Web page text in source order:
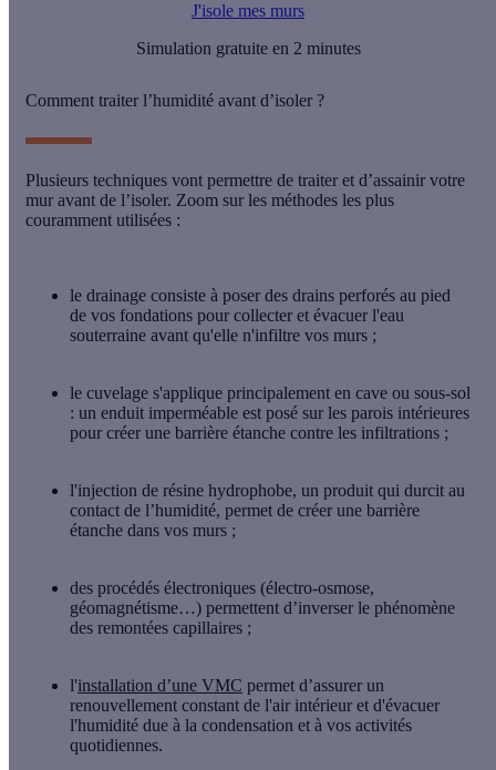
J'isole mes murs
Simulation gratuite en 2 minutes
Comment traiter l’humidité avant d’isoler ?
Plusieurs techniques vont permettre de traiter et d’assainir votre
mur avant de l’isoler. Zoom sur les méthodes les plus
couramment utilisées :
le drainage consiste à poser des drains perforés au pied
de vos fondations pour collecter et évacuer l'eau
souterraine avant qu'elle n'infiltre vos murs ;
le cuvelage s'applique principalement en cave ou sous-sol
: un enduit imperméable est posé sur les parois intérieures
pour créer une barrière étanche contre les infiltrations ;
l'injection de résine hydrophobe, un produit qui durcit au
contact de l’humidité, permet de créer une barrière
étanche dans vos murs ;
des procédés électroniques (électro-osmose,
géomagnétisme…) permettent d’inverser le phénomène
des remontées capillaires ;
l'installation d’une VMC permet d’assurer un
renouvellement constant de l'air intérieur et d'évacuer
l'humidité due à la condensation et à vos activités
quotidiennes.